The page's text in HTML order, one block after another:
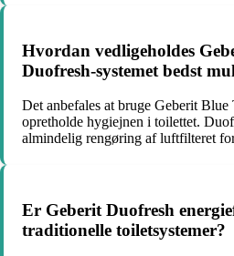
Hvordan vedligeholdes
Duofresh-systemet bedst
Det anbefales at bruge Geberit
opretholde hygiejnen i toilettet.
almindelig rengøring af luftfilteret
Er Geberit Duofresh
traditionelle toiletsystemer?